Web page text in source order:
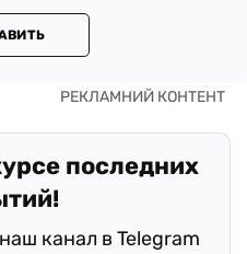
последних
канал в Telegram